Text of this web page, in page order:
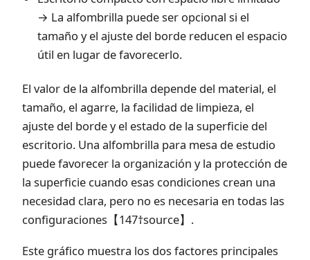
→ La alfombrilla puede ser opcional si el
tamaño y el ajuste del borde reducen el espacio
útil en lugar de favorecerlo.
El valor de la alfombrilla depende del material, el
tamaño, el agarre, la facilidad de limpieza, el
ajuste del borde y el estado de la superficie del
escritorio. Una alfombrilla para mesa de estudio
puede favorecer la organización y la protección de
la superficie cuando esas condiciones crean una
necesidad clara, pero no es necesaria en todas las
configuraciones【147†source】.
Este gráfico muestra los dos factores principales